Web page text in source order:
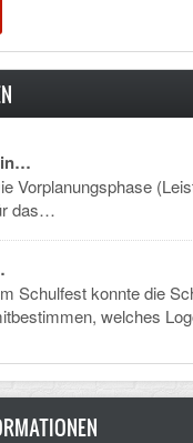
Vorplanungsphase
das…
Schulfest konnte die
welches